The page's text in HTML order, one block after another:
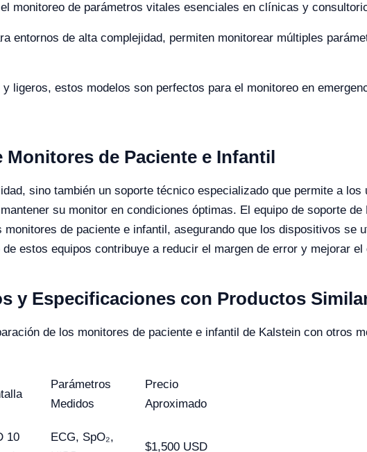
monitoreo de parámetros vitales esenciales en clínicas y
entornos de alta complejidad, permiten monitorear múltiples
ligeros, estos modelos son perfectos para el monitoreo en
de Paciente e Infantil
sino también un soporte técnico especializado que permite a
su monitor en condiciones óptimas. El equipo de soporte
de paciente e infantil, asegurando que los dispositivos se
estos equipos contribuye a reducir el margen de error y mejorar el
y Especificaciones con Productos
de los monitores de paciente e infantil de Kalstein con otros
Parámetros
Medidos
Precio
Aproximado
10
ECG, SpO₂,
$1,500 USD